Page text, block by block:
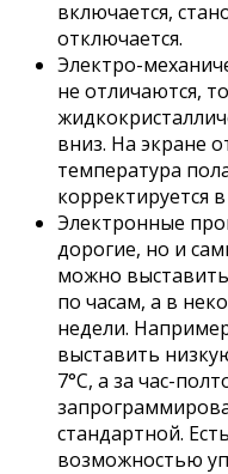
включается,
отключается.
Электро-
не отличаются,
вниз. На экране
температура
корректируется
Электронные
дорогие, но и
можно
по часам, а в
недели.
выставить
7°C, а за час-
стандартной.
возможностью